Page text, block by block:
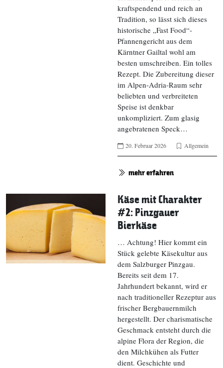
kraftspendend und reich an
Tradition, so lässt sich dieses
historische „Fast Food“-
Pfannengericht aus dem
Kärntner Gailtal wohl am
besten umschreiben. Ein tolles
Rezept. Die Zubereitung dieser
im Alpen-Adria-Raum sehr
beliebten und verbreiteten
Speise ist denkbar
unkompliziert. Zum glasig
angebratenen Speck…
20. Februar 2026 Allgemein
mehr erfahren
Käse mit Charakter
#2: Pinzgauer
Bierkäse
… Achtung! Hier kommt ein
Stück gelebte Käsekultur aus
dem Salzburger Pinzgau.
Bereits seit dem 17.
Jahrhundert bekannt, wird er
nach traditioneller Rezeptur aus
frischer Bergbauernmilch
hergestellt. Der charismatische
Geschmack entsteht durch die
alpine Flora der Region, die
den Milchkühen als Futter
dient. Geschichte und